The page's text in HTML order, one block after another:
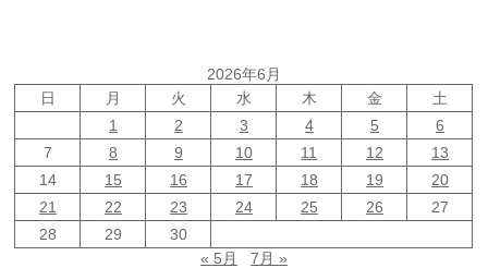
2026年6月
日
月 火 水 木 金
土
1
2 3 4 5
6
7
8 9 10 11 12
13
14
15 16 17 18 19
20
21
22 23 24 25 26
27
28
29
30
« 5月
7月 »